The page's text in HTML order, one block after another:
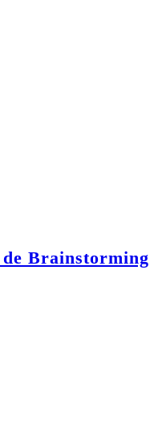
Brainstorming